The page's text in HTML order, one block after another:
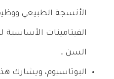
الأنسجة الطبيعي
الفيتامينات الأساسية
السن .
البوتاسيوم، ويشارك